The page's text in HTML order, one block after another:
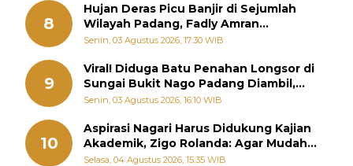
8
Hujan Deras Picu Banjir di Sejumlah
Wilayah Padang, Fadly Amran
Perintahkan OPD Siaga
Senin, 03 Agustus 2026, 17:30 WIB
9
Viral! Diduga Batu Penahan Longsor di
Sungai Bukit Nago Padang Diambil,
Warga Khawatir Bencana Terulang
Senin, 03 Agustus 2026, 16:10 WIB
10
Aspirasi Nagari Harus Didukung Kajian
Akademik, Zigo Rolanda: Agar Mudah
Diperjuangkan di Kementerian
Selasa, 04 Agustus 2026, 15:35 WIB